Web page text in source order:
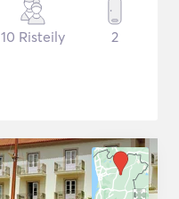
10 Risteily 2